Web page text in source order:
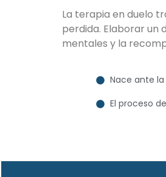
La terapia en duelo
perdida. Elaborar un
mentales y la
Nace ante
El proceso